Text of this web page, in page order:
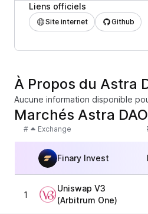
Liens officiels
Site internet Github
À Propos du Astra
Aucune information disponible
Marchés Astra DAO
# Exchange
Finary Invest
1
Uniswap V3
(Arbitrum One)